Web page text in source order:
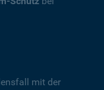
mit der